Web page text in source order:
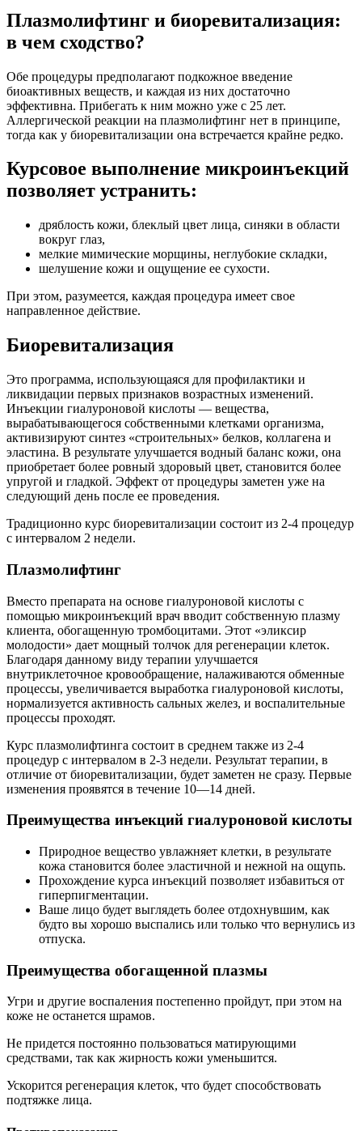
Плазмолифтинг и биоревитализация:
в чем сходство?
Обе процедуры предполагают подкожное введение
биоактивных веществ, и каждая из них достаточно
эффективна. Прибегать к ним можно уже с 25 лет.
Аллергической реакции на плазмолифтинг нет в принципе,
тогда как у биоревитализации она встречается крайне редко.
Курсовое выполнение микроинъекций
позволяет устранить:
дряблость кожи, блеклый цвет лица, синяки в области
вокруг глаз,
мелкие мимические морщины, неглубокие складки,
шелушение кожи и ощущение ее сухости.
При этом, разумеется, каждая процедура имеет свое
направленное действие.
Биоревитализация
Это программа, использующаяся для профилактики и
ликвидации первых признаков возрастных изменений.
Инъекции гиалуроновой кислоты — вещества,
вырабатывающегося собственными клетками организма,
активизируют синтез «строительных» белков, коллагена и
эластина. В результате улучшается водный баланс кожи, она
приобретает более ровный здоровый цвет, становится более
упругой и гладкой. Эффект от процедуры заметен уже на
следующий день после ее проведения.
Традиционно курс биоревитализации состоит из 2-4 процедур
с интервалом 2 недели.
Плазмолифтинг
Вместо препарата на основе гиалуроновой кислоты с
помощью микроинъекций врач вводит собственную плазму
клиента, обогащенную тромбоцитами. Этот «эликсир
молодости» дает мощный толчок для регенерации клеток.
Благодаря данному виду терапии улучшается
внутриклеточное кровообращение, налаживаются обменные
процессы, увеличивается выработка гиалуроновой кислоты,
нормализуется активность сальных желез, и воспалительные
процессы проходят.
Курс плазмолифтинга состоит в среднем также из 2-4
процедур с интервалом в 2-3 недели. Результат терапии, в
отличие от биоревитализации, будет заметен не сразу. Первые
изменения проявятся в течение 10—14 дней.
Преимущества инъекций гиалуроновой кислоты
Природное вещество увлажняет клетки, в результате
кожа становится более эластичной и нежной на ощупь.
Прохождение курса инъекций позволяет избавиться от
гиперпигментации.
Ваше лицо будет выглядеть более отдохнувшим, как
будто вы хорошо выспались или только что вернулись из
отпуска.
Преимущества обогащенной плазмы
Угри и другие воспаления постепенно пройдут, при этом на
коже не останется шрамов.
Не придется постоянно пользоваться матирующими
средствами, так как жирность кожи уменьшится.
Ускорится регенерация клеток, что будет способствовать
подтяжке лица.